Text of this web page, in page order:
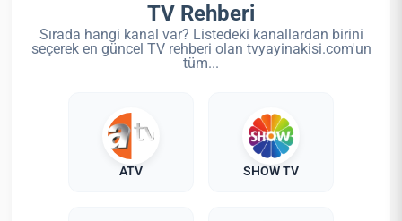
TV Rehberi
Sırada hangi kanal var? Listedeki kanallardan birini
seçerek en güncel TV rehberi olan tvyayinakisi.com'un
tüm...
ATV SHOW TV